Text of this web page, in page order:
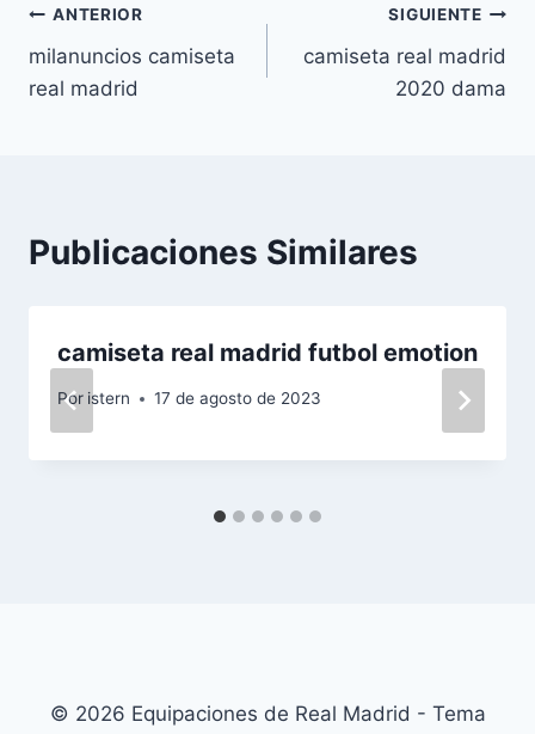
Navegación
de
ANTERIOR
milanuncios camiseta
real madrid
SIGUIENTE
camiseta real madrid
2020 dama
Publicaciones Similares
camiseta real madrid futbol emotion
Por istern 17 de agosto de 2023
© 2026 Equipaciones de Real Madrid - Tema